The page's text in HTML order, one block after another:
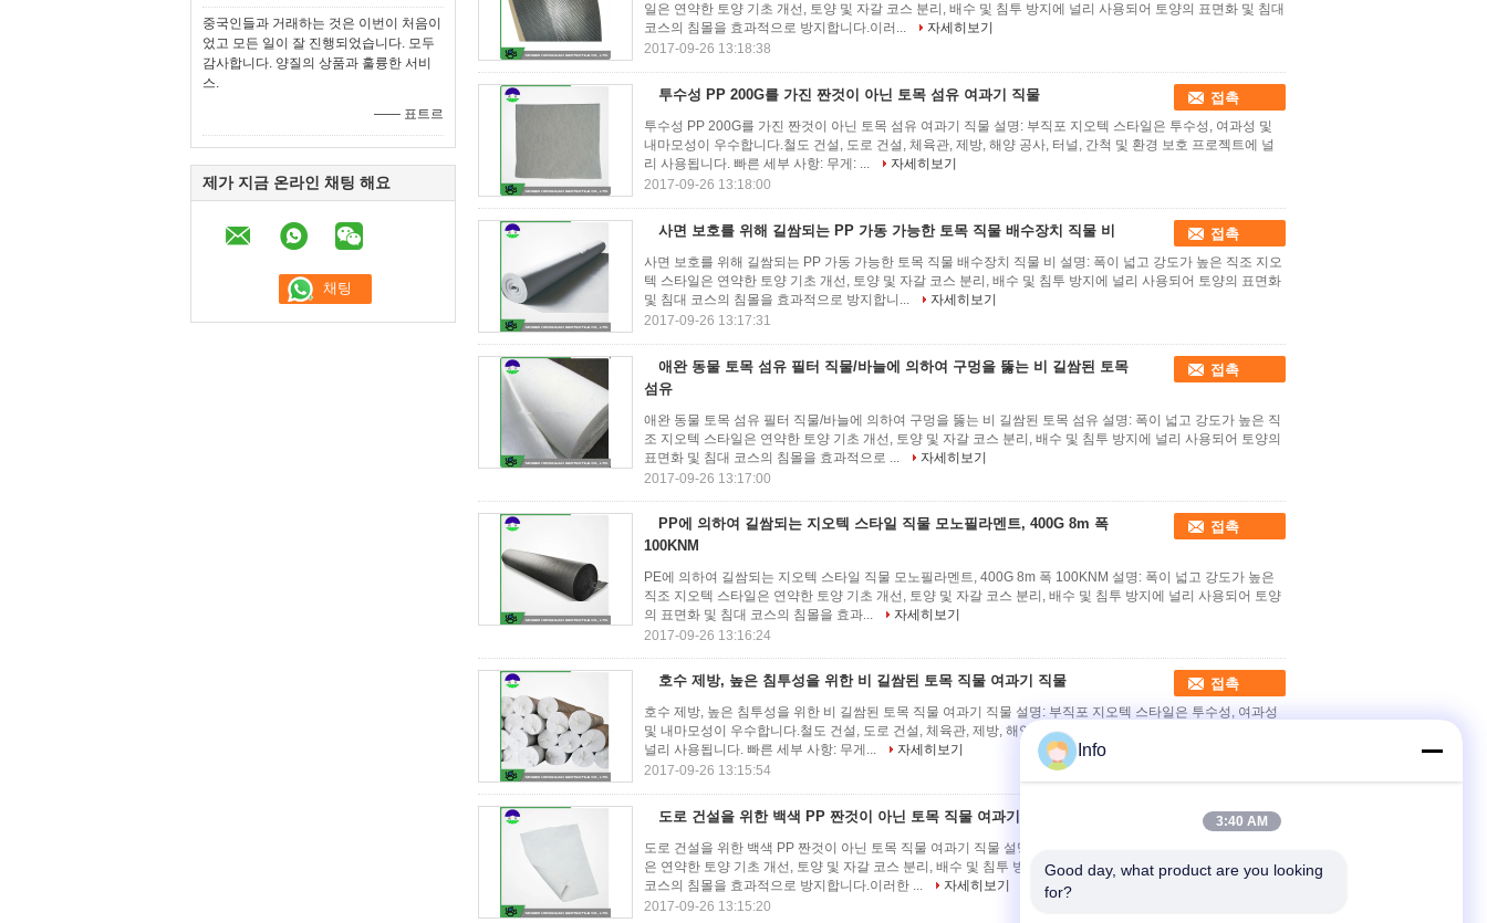
중국인들과 거래하는 것은 이번이 처음이
었고 모든 일이 잘 진행되었습니다. 모두
감사합니다. 양질의 상품과 훌륭한 서비
스.
—— 표트르
제가 지금 온라인 채팅 해요
일은 연약한 토양 기초 개선, 토양 및 자갈 코스 분리, 배수 및 침투 방지에 널리 사용되어 토양의 표면화 및 침대
코스의 침몰을 효과적으로 방지합니다.이러...
자세히보기
2017-09-26 13:18:38
투수성 PP 200G를 가진 짠것이 아닌 토목 섬유 여과기 직물 접촉
투수성 PP 200G를 가진 짠것이 아닌 토목 섬유 여과기 직물 설명: 부직포 지오텍 스타일은 투수성, 여과성 및
내마모성이 우수합니다.철도 건설, 도로 건설, 체육관, 제방, 해양 공사, 터널, 간척 및 환경 보호 프로젝트에 널
리 사용됩니다. 빠른 세부 사항: 무게: ...
자세히보기
2017-09-26 13:18:00
사면 보호를 위해 길쌈되는 PP 가동 가능한 토목 직물 배수장치 직물 비 접촉
사면 보호를 위해 길쌈되는 PP 가동 가능한 토목 직물 배수장치 직물 비 설명: 폭이 넓고 강도가 높은 직조 지오
텍 스타일은 연약한 토양 기초 개선, 토양 및 자갈 코스 분리, 배수 및 침투 방지에 널리 사용되어 토양의 표면화
및 침대 코스의 침몰을 효과적으로 방지합니...
자세히보기
2017-09-26 13:17:31
애완 동물 토목 섬유 필터 직물/바늘에 의하여 구멍을 뚫는 비 길쌈된 토목
섬유
접촉
애완 동물 토목 섬유 필터 직물/바늘에 의하여 구멍을 뚫는 비 길쌈된 토목 섬유 설명: 폭이 넓고 강도가 높은 직
조 지오텍 스타일은 연약한 토양 기초 개선, 토양 및 자갈 코스 분리, 배수 및 침투 방지에 널리 사용되어 토양의
표면화 및 침대 코스의 침몰을 효과적으로 ...
자세히보기
2017-09-26 13:17:00
PP에 의하여 길쌈되는 지오텍 스타일 직물 모노필라멘트, 400G 8m 폭
100KNM
접촉
PE에 의하여 길쌈되는 지오텍 스타일 직물 모노필라멘트, 400G 8m 폭 100KNM 설명: 폭이 넓고 강도가 높은
직조 지오텍 스타일은 연약한 토양 기초 개선, 토양 및 자갈 코스 분리, 배수 및 침투 방지에 널리 사용되어 토양
의 표면화 및 침대 코스의 침몰을 효과...
자세히보기
2017-09-26 13:16:24
호수 제방, 높은 침투성을 위한 비 길쌈된 토목 직물 여과기 직물 접촉
호수 제방, 높은 침투성을 위한 비 길쌈된 토목 직물 여과기 직물 설명: 부직포 지오텍 스타일은 투수성, 여과성
및 내마모성이 우수합니다.철도 건설, 도로 건설, 체육관, 제방, 해양 공사, 터널, 간척 및 환경 보호 프로젝트에
널리 사용됩니다. 빠른 세부 사항: 무게...
자세히보기
2017-09-26 13:15:54
도로 건설을 위한 백색 PP 짠것이 아닌 토목 직물 여과기 직물 접촉
도로 건설을 위한 백색 PP 짠것이 아닌 토목 직물 여과기 직물 설명: 폭이 넓고 강도가 높은 직조 지오텍 스타일
은 연약한 토양 기초 개선, 토양 및 자갈 코스 분리, 배수 및 침투 방지에 널리 사용되어 토양의 표면화 및 침대
코스의 침몰을 효과적으로 방지합니다.이러한 ...
자세히보기
2017-09-26 13:15:20
Info
3:40 AM
Good day, what product are you looking
for?